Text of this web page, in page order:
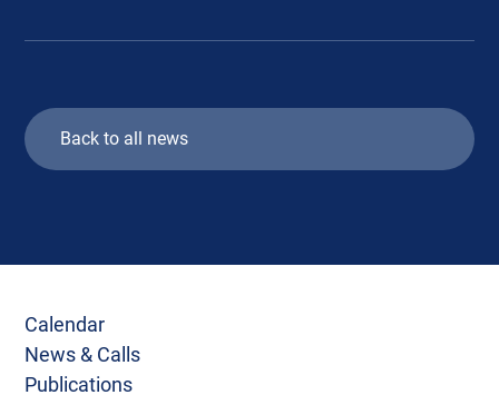
Back to all news
Calendar
News & Calls
Publications